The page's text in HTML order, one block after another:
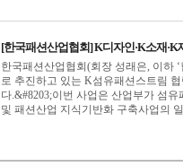
[한국패션산업협회] K디자인·K소재·K
한국패션산업협회(회장 성래은, 이하
로 추진하고 있는 K섬유패션스트림
다.&#8203;이번 사업은 산업부가 섬
및 패션산업 지식기반화 구축사업의